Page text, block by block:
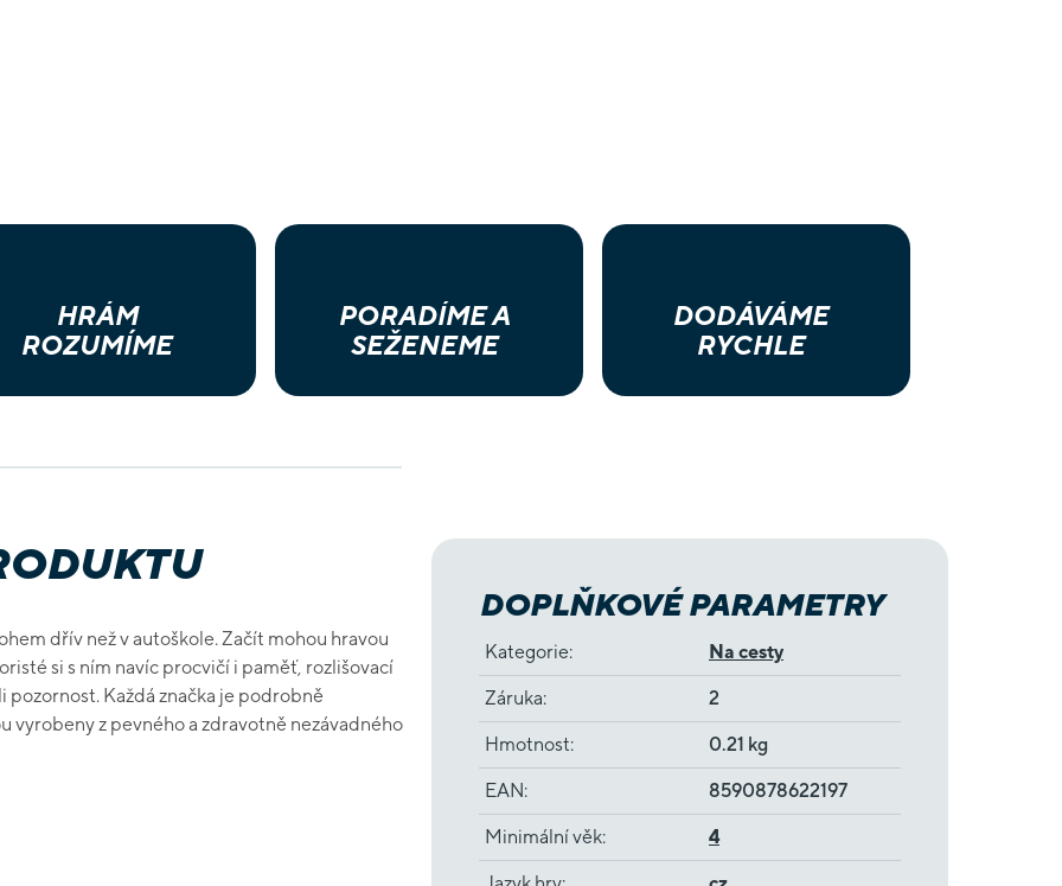
HRÁM
ROZUMÍME
PORADÍME A
SEŽENEME
DODÁVÁME
RYCHLE
dřív než v autoškole. Začít mohou hravou
si s ním navíc procvičí i paměť, rozlišovací
Každá značka je podrobně
vyrobeny z pevného a zdravotně nezávadného
DOPLŇKOVÉ PARAMETRY
Kategorie: Na cesty
Záruka: 2
Hmotnost: 0.21 kg
EAN: 8590878622197
Minimální věk: 4